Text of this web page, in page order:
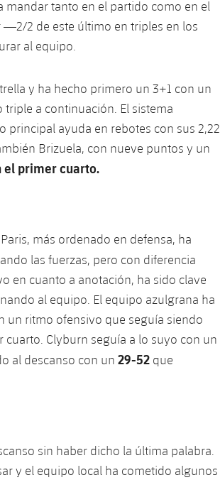
mandar tanto en el partido como en el
—2/2 de este último en triples en los
al equipo.
y ha hecho primero un 3+1 con un
a continuación. El sistema
principal ayuda en rebotes con sus 2,22
Brizuela, con nueve puntos y un
el primer cuarto.
más ordenado en defensa, ha
las fuerzas, pero con diferencia
en cuanto a anotación, ha sido clave
al equipo. El equipo azulgrana ha
un ritmo ofensivo que seguía siendo
Clyburn seguía a lo suyo con un
al descanso con un 29-52 que
sin haber dicho la última palabra.
y el equipo local ha cometido algunos